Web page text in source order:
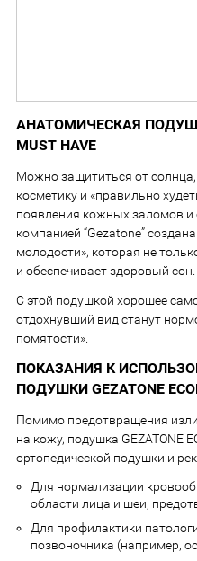
АНАТОМИЧЕСКАЯ
MUST HAVE
Можно защититься от
косметику и «правильно
появления кожных заломов и
компанией “Gezatone”
молодости», которая не
и обеспечивает здоровый сон.
С этой подушкой хорошее
отдохнувший вид станут
помятости».
ПОКАЗАНИЯ К
ПОДУШКИ GEZATONE
Помимо предотвращения
на кожу, подушка GEZATONE
ортопедической подушки и
Для нормализации
области лица и шеи,
Для профилактики
позвоночника (например,